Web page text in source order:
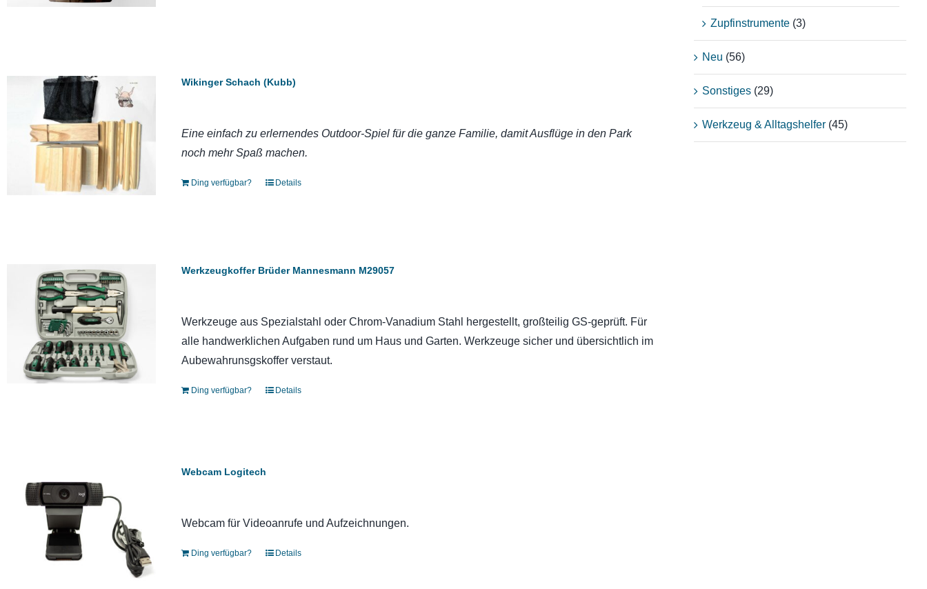
Wikinger Schach (Kubb)
Eine einfach zu erlernendes Outdoor-Spiel für die ganze Familie, damit Ausflüge in den Park
noch mehr Spaß machen.
Ding verfügbar? Details
Werkzeugkoffer Brüder Mannesmann M29057
Werkzeuge aus Spezialstahl oder Chrom-Vanadium Stahl hergestellt, großteilig GS-geprüft. Für
alle handwerklichen Aufgaben rund um Haus und Garten. Werkzeuge sicher und übersichtlich im
Aubewahrunsgskoffer verstaut.
Ding verfügbar? Details
Webcam Logitech
Webcam für Videoanrufe und Aufzeichnungen.
Ding verfügbar? Details
Zupfinstrumente (3)
Neu (56)
Sonstiges (29)
Werkzeug & Alltagshelfer (45)